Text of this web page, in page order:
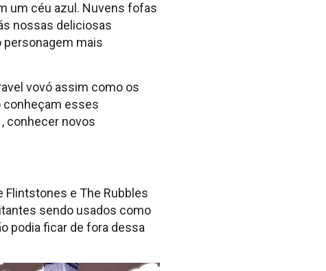
um céu azul. Nuvens fofas
nossas deliciosas
personagem mais
vovó assim como os
conheçam esses
conhecer novos
Flintstones e The Rubbles
sendo usados como
podia ficar de fora dessa